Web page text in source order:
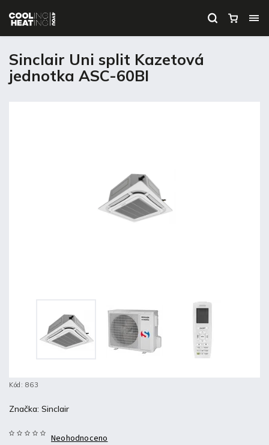
Sinclair Uni split Kazetová
jednotka ASC-60BI
Kód: 863
Neohodnoceno
Značka: Sinclair